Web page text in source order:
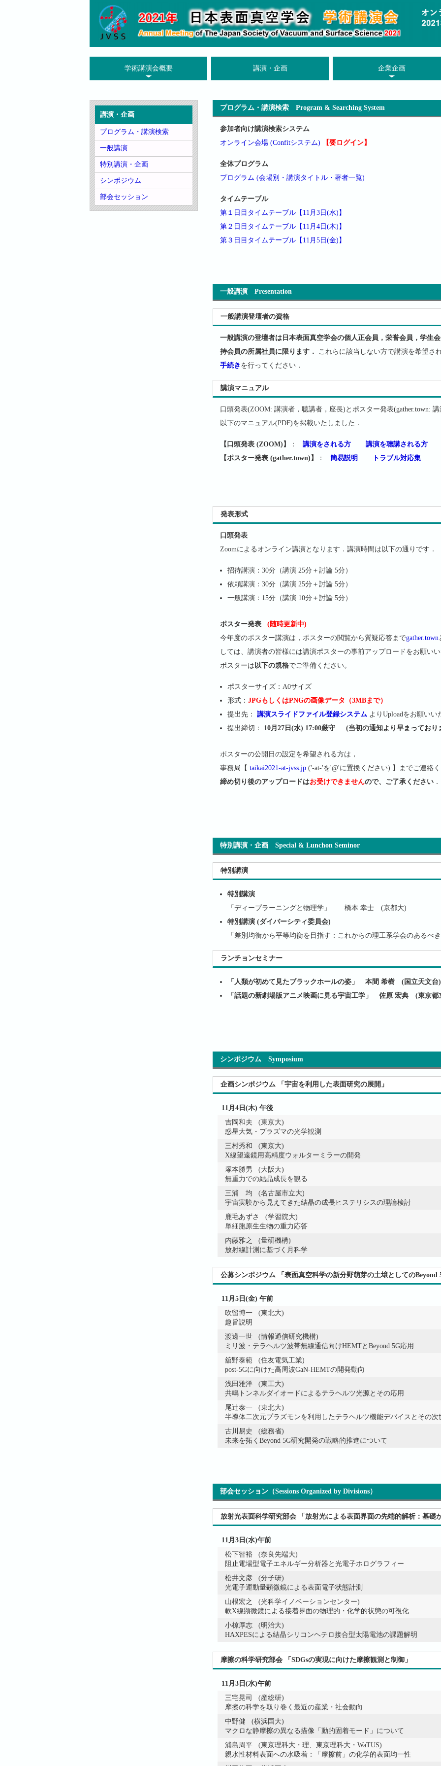
学術講演会概要 講演・企画 企業企画
講演・企画
プログラム・講演検索
一般講演
特別講演・企画
シンポジウム
部会セッション
プログラム・講演検索 Program & Searching System
参加者向け講演検索システム
オンライン会場 (Confitシステム)
【要ログイン】
全体プログラム
プログラム (会場別・講演タイトル・著者一覧)
タイムテーブル
第１日目タイムテーブル【11月3日(水)】
第２日目タイムテーブル【11月4日(木)】
第３日目タイムテーブル【11月5日(金)】
一般講演 Presentation
一般講演登壇者の資格
一般講演の登壇者は日本表面真空学会の個人正会員，栄誉会員，学生
持会員の所属社員に限ります．
これらに該当しない方で講演を希望さ
手続き を行ってください．
講演マニュアル
口頭発表(ZOOM: 講演者，聴講者，座長)とポスター発表(gather.town:
以下のマニュアル(PDF)を掲載いたしました．
【口頭発表 (ZOOM)】 ： 講演をされる方
講演を聴講される方
【ポスター発表 (gather.town)】
： 簡易説明 トラブル対応集
発表形式
口頭発表
Zoomによるオンライン講演となります．講演時間は以下の通りです．
招待講演：30分（講演 25分＋討論 5分）
依頼講演：30分（講演 25分＋討論 5分）
一般講演：15分（講演 10分＋討論 5分）
ポスター発表 (随時更新中)
今年度のポスター講演は，ポスターの閲覧から質疑応答までgather.town
しては、講演者の皆様には講演ポスターの事前アップロードをお願い
ポスターは以下の規格でご準備ください。
ポスターサイズ：A0サイズ
形式： JPGもしくはPNGの画像データ（3MBまで）
提出先：
講演スライドファイル登録システム よりUploadをお願いい
提出締切： 10月27日(水) 17:00厳守 (当初の通知より早まっており
ポスターの公開日の設定を希望される方は，
事務局【 taikai2021-at-jvss.jp ('-at-'を'@'に置換ください) 】までご連絡
締め切り後のアップロードはお受けできませんので、ご了承ください ．
特別講演・企画 Special & Lunchon Seminor
特別講演
特別講演
「ディープラーニングと物理学」 橋本 幸士 (京都大)
特別講演 (ダイバーシティ委員会)
「差別均衡から平等均衡を目指す：これからの理工系学会のあ
ランチョンセミナー
「人類が初めて見たブラックホールの姿」 本間 希樹 (国立天文台)
「話題の新劇場版アニメ映画に見る宇宙工学」 佐原 宏典 (東京都
シンポジウム Symposium
企画シンポジウム 「宇宙を利用した表面研究の展開」
11月4日(木) 午後
吉岡和夫 (東京大)
惑星大気・プラズマの光学観測
三村秀和 (東京大)
X線望遠鏡用高精度ウォルターミラーの開発
塚本勝男 (大阪大)
無重力での結晶成長を観る
三浦 均 (名古屋市立大)
宇宙実験から見えてきた結晶の成長ヒステリシスの理論検討
鹿毛あずさ (学習院大)
単細胞原生生物の重力応答
内藤雅之 (量研機構)
放射線計測に基づく月科学
公募シンポジウム 「表面真空科学の新分野萌芽の土壌としてのBeyond
11月5日(金) 午前
吹留博一 (東北大)
趣旨説明
渡邊一世 (情報通信研究機構)
ミリ波・テラヘルツ波帯無線通信向けHEMTとBeyond 5G応用
舘野泰範 (住友電気工業)
post-5Gに向けた高周波GaN-HEMTの開発動向
浅田雅洋 (東工大)
共鳴トンネルダイオードによるテラヘルツ光源とその応用
尾辻泰一 (東北大)
半導体二次元プラズモンを利用したテラヘルツ機能デバイスとその次
古川易史 (総務省)
未来を拓くBeyond 5G研究開発の戦略的推進について
部会セッション（Sessions Organized by Divisions）
放射光表面科学研究部会 「放射光による表面界面の先端的解析：基礎
11月3日(水)午前
松下智裕 (奈良先端大)
阻止電場型電子エネルギー分析器と光電子ホログラフィー
松井文彦 (分子研)
光電子運動量顕微鏡による表面電子状態計測
山根宏之 (光科学イノベーションセンター)
軟X線顕微鏡による接着界面の物理的・化学的状態の可視化
小椋厚志 (明治大)
HAXPESによる結晶シリコンヘテロ接合型太陽電池の課題解明
摩擦の科学研究部会 「SDGsの実現に向けた摩擦観測と制御」
11月3日(水)午前
三宅晃司 (産総研)
摩擦の科学を取り巻く最近の産業・社会動向
中野健 (横浜国大)
マクロな静摩擦の異なる描像「動的固着モード」について
浦島周平 (東京理科大・理、東京理科大・WaTUS)
親水性材料表面への水吸着：「摩擦前」の化学的表面均一性